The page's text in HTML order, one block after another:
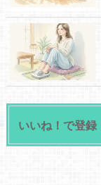
いいね！で登録